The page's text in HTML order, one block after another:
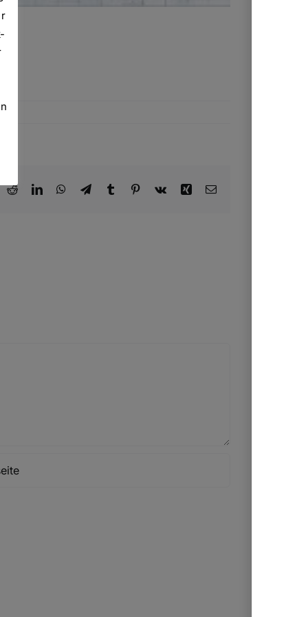
RedditLinkedInWhatsApp
TelegramTumblr Pinterest
Vk Xing E-